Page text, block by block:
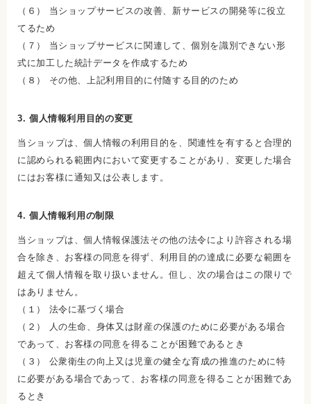
（６） 当ショップサービスの改善、新サービスの開発等に役立
てるため
（７） 当ショップサービスに関連して、個別を識別できない形
式に加工した統計データを作成するため
（８） その他、上記利用目的に付随する目的のため
3. 個人情報利用目的の変更
当ショップは、個人情報の利用目的を、関連性を有すると合理的
に認められる範囲内において変更することがあり、変更した場合
にはお客様に通知又は公表します。
4. 個人情報利用の制限
当ショップは、個人情報保護法その他の法令により許容される場
合を除き、お客様の同意を得ず、利用目的の達成に必要な範囲を
超えて個人情報を取り扱いません。但し、次の場合はこの限りで
はありません。
（１） 法令に基づく場合
（２） 人の生命、身体又は財産の保護のために必要がある場合
であって、お客様の同意を得ることが困難であるとき
（３） 公衆衛生の向上又は児童の健全な育成の推進のために特
に必要がある場合であって、お客様の同意を得ることが困難であ
るとき